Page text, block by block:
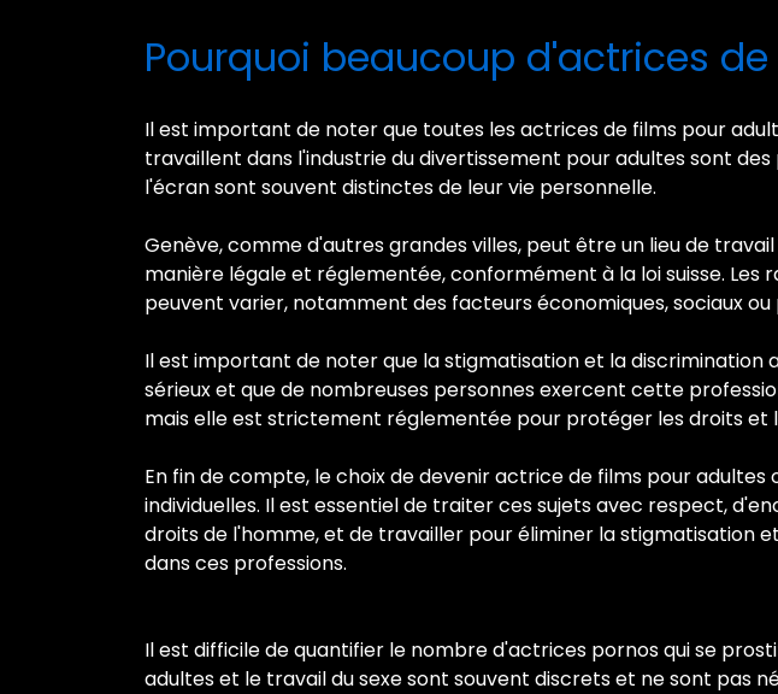
Pourquoi beaucoup d'actrices
Il est important de noter que toutes les actrices de films pour
travaillent dans l'industrie du divertissement pour adultes sont
l'écran sont souvent distinctes de leur vie personnelle.
Genève, comme d'autres grandes villes, peut être un lieu de
manière légale et réglementée, conformément à la loi suisse.
peuvent varier, notamment des facteurs économiques, sociaux ou
Il est important de noter que la stigmatisation et la discrimination
sérieux et que de nombreuses personnes exercent cette
mais elle est strictement réglementée pour protéger les droits et
En fin de compte, le choix de devenir actrice de films pour
individuelles. Il est essentiel de traiter ces sujets avec respect,
droits de l'homme, et de travailler pour éliminer la stigmatisation
dans ces professions.
Il est difficile de quantifier le nombre d'actrices pornos qui se
adultes et le travail du sexe sont souvent discrets et ne sont pas